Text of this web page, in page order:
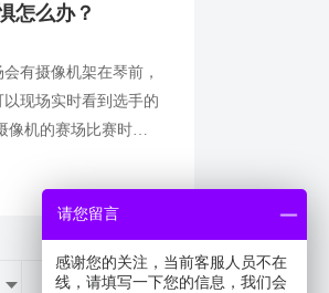
怎么办？
有摄像机架在琴前，
现场实时看到选手的
机的赛场比赛时，
地坦然流利。 可一
起来，导...
共 264页1319条
请您留言
感谢您的关注，当前客服人员不在
线，请填写一下您的信息，我们会